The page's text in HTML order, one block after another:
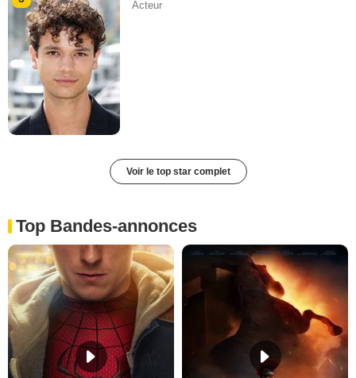
Acteur
Voir le top star complet
Top Bandes-annonces